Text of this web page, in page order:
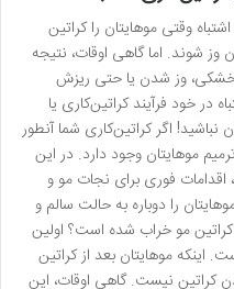
وقتی موهایتان را کراتین
وز شوند. اما گاهی اوقات، نتیجه
خشکی، وز شدن یا حتی ریزش
در خود فرآیند کراتین‌کاری یا
اگر کراتین‌کاری شما آنطور
موهایتان وجود دارد. در این
اقدامات فوری برای نجات مو و
را دوباره به حالت سالم و
کراتین مو خراب شده است؟ اولین
موهایتان بعد از کراتین
کراتین نیست. گاهی اوقات، این